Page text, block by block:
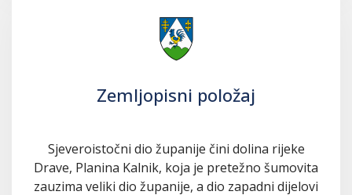
Zemljopisni položaj
Sjeveroistočni dio županije čini dolina rijeke
Drave, Planina Kalnik, koja je pretežno šumovita
zauzima veliki dio županije, a dio zapadni dijelovi